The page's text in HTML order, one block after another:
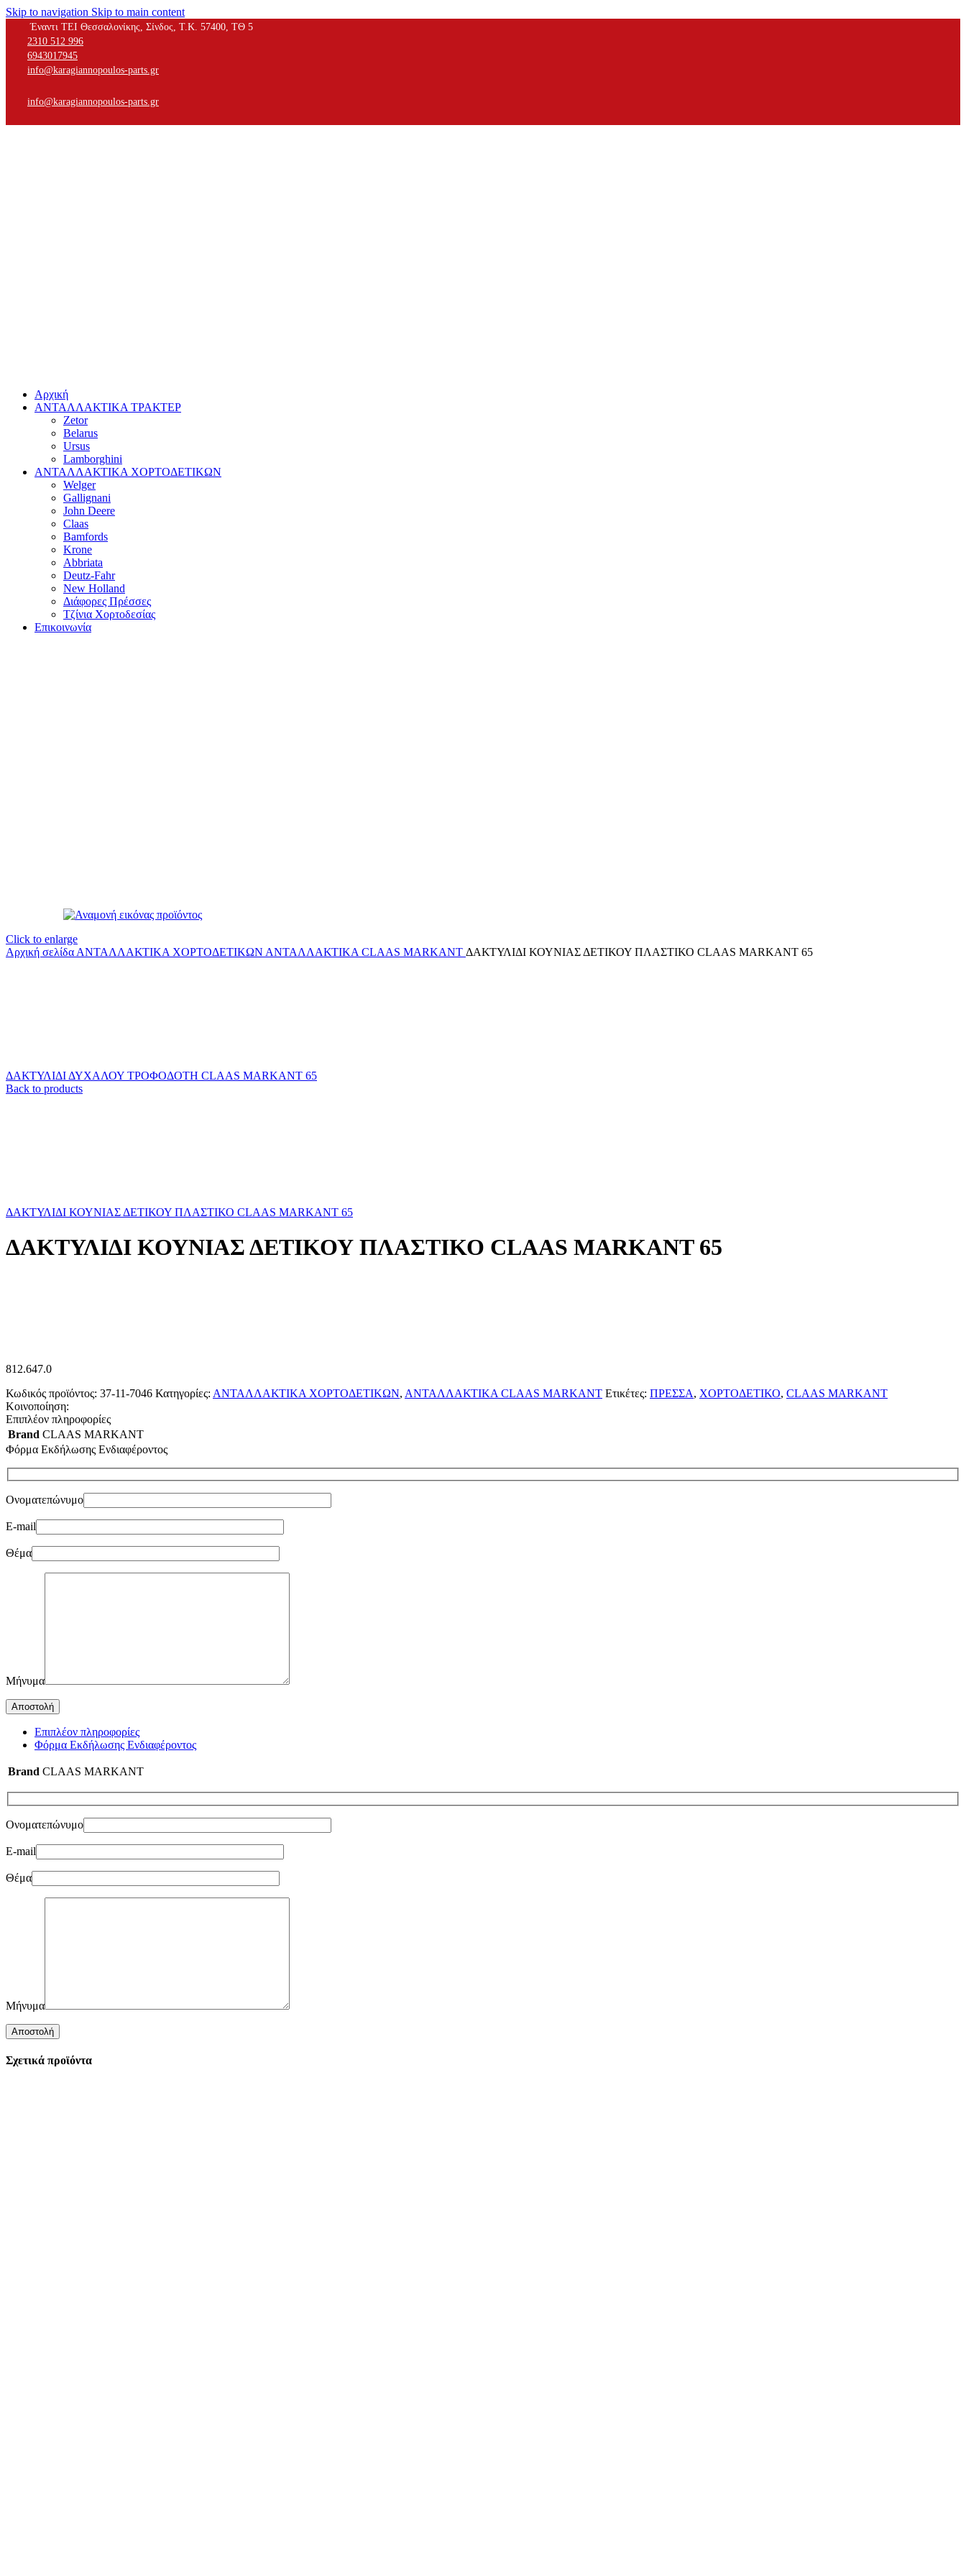
Skip to navigation Skip to main content
Έναντι ΤΕΙ Θεσσαλονίκης, Σίνδος, Τ.Κ. 57400, ΤΘ 5
2310 512 996
6943017945
info@karagiannopoulos-parts.gr
info@karagiannopoulos-parts.gr
Αρχική
ΑΝΤΑΛΛΑΚΤΙΚΑ ΤΡΑΚΤΕΡ
Zetor
Belarus
Ursus
Lamborghini
ΑΝΤΑΛΛΑΚΤΙΚΑ ΧΟΡΤΟΔΕΤΙΚΩΝ
Welger
Gallignani
John Deere
Claas
Bamfords
Krone
Abbriata
Deutz-Fahr
New Holland
Διάφορες Πρέσσες
Τζίνια Χορτοδεσίας
Επικοινωνία
Click to enlarge
Αρχική σελίδα ΑΝΤΑΛΛΑΚΤΙΚΑ ΧΟΡΤΟΔΕΤΙΚΩΝ ΑΝΤΑΛΛΑΚΤΙΚΑ CLAAS MARKANT ΔΑΚΤΥΛΙΔΙ ΚΟΥΝΙΑΣ ΔΕΤΙΚΟΥ ΠΛΑΣΤΙΚΟ CLAAS MARKANT 65
ΔΑΚΤΥΛΙΔΙ ΔΥΧΑΛΟΥ ΤΡΟΦΟΔΟΤΗ CLAAS MARKANT 65
Back to products
ΔΑΚΤΥΛΙΔΙ ΚΟΥΝΙΑΣ ΔΕΤΙΚΟΥ ΠΛΑΣΤΙΚΟ CLAAS MARKANT 65
ΔΑΚΤΥΛΙΔΙ ΚΟΥΝΙΑΣ ΔΕΤΙΚΟΥ ΠΛΑΣΤΙΚΟ CLAAS MARKANT 65
812.647.0
Κωδικός προϊόντος: 37-11-7046 Κατηγορίες: ΑΝΤΑΛΛΑΚΤΙΚΑ ΧΟΡΤΟΔΕΤΙΚΩΝ, ΑΝΤΑΛΛΑΚΤΙΚΑ CLAAS MARKANT Ετικέτες: ΠΡΕΣΣΑ, ΧΟΡΤΟΔΕΤΙΚΟ, CLAAS MARKANT
Κοινοποίηση:
Επιπλέον πληροφορίες
Brand CLAAS MARKANT
Φόρμα Εκδήλωσης Ενδιαφέροντος
Ονοματεπώνυμο
E-mail
Θέμα
Μήνυμα
Επιπλέον πληροφορίες
Φόρμα Εκδήλωσης Ενδιαφέροντος
Brand CLAAS MARKANT
Ονοματεπώνυμο
E-mail
Θέμα
Μήνυμα
Σχετικά προϊόντα